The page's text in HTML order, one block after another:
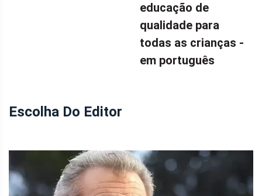
educação de
qualidade para
todas as crianças -
em português
Escolha Do Editor